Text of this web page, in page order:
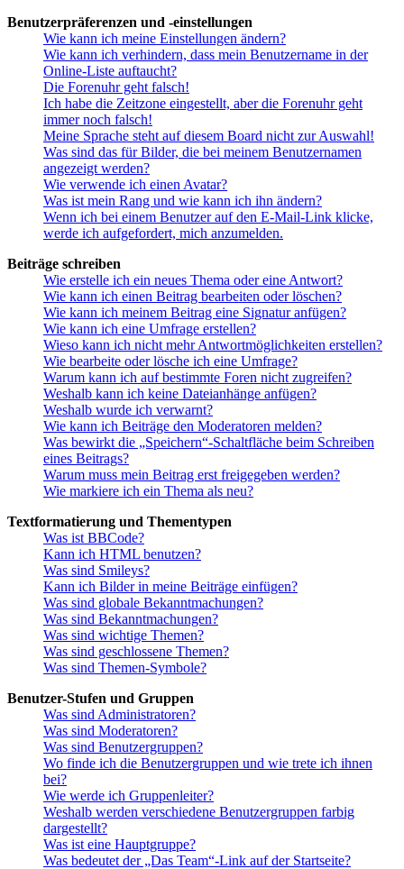
Benutzerpräferenzen und -einstellungen
Wie kann ich meine Einstellungen ändern?
Wie kann ich verhindern, dass mein Benutzername in der
Online-Liste auftaucht?
Die Forenuhr geht falsch!
Ich habe die Zeitzone eingestellt, aber die Forenuhr geht
immer noch falsch!
Meine Sprache steht auf diesem Board nicht zur Auswahl!
Was sind das für Bilder, die bei meinem Benutzernamen
angezeigt werden?
Wie verwende ich einen Avatar?
Was ist mein Rang und wie kann ich ihn ändern?
Wenn ich bei einem Benutzer auf den E-Mail-Link klicke,
werde ich aufgefordert, mich anzumelden.
Beiträge schreiben
Wie erstelle ich ein neues Thema oder eine Antwort?
Wie kann ich einen Beitrag bearbeiten oder löschen?
Wie kann ich meinem Beitrag eine Signatur anfügen?
Wie kann ich eine Umfrage erstellen?
Wieso kann ich nicht mehr Antwortmöglichkeiten erstellen?
Wie bearbeite oder lösche ich eine Umfrage?
Warum kann ich auf bestimmte Foren nicht zugreifen?
Weshalb kann ich keine Dateianhänge anfügen?
Weshalb wurde ich verwarnt?
Wie kann ich Beiträge den Moderatoren melden?
Was bewirkt die „Speichern“-Schaltfläche beim Schreiben
eines Beitrags?
Warum muss mein Beitrag erst freigegeben werden?
Wie markiere ich ein Thema als neu?
Textformatierung und Thementypen
Was ist BBCode?
Kann ich HTML benutzen?
Was sind Smileys?
Kann ich Bilder in meine Beiträge einfügen?
Was sind globale Bekanntmachungen?
Was sind Bekanntmachungen?
Was sind wichtige Themen?
Was sind geschlossene Themen?
Was sind Themen-Symbole?
Benutzer-Stufen und Gruppen
Was sind Administratoren?
Was sind Moderatoren?
Was sind Benutzergruppen?
Wo finde ich die Benutzergruppen und wie trete ich ihnen
bei?
Wie werde ich Gruppenleiter?
Weshalb werden verschiedene Benutzergruppen farbig
dargestellt?
Was ist eine Hauptgruppe?
Was bedeutet der „Das Team“-Link auf der Startseite?